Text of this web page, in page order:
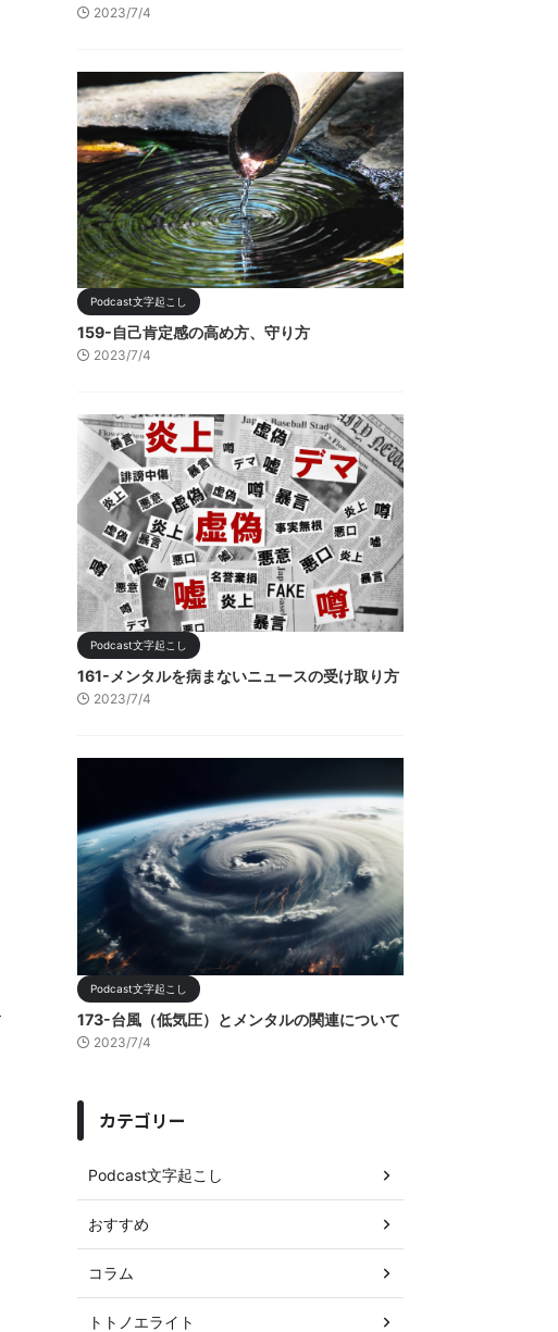
2023/7/4
Podcast文字起こし
159-自己肯定感の高め方、守り方
2023/7/4
Podcast文字起こし
161-メンタルを病まないニュースの受け取り方
2023/7/4
Podcast文字起こし
173-台風（低気圧）とメンタルの関連について
2023/7/4
カテゴリー
Podcast文字起こし
おすすめ
コラム
トトノエライト